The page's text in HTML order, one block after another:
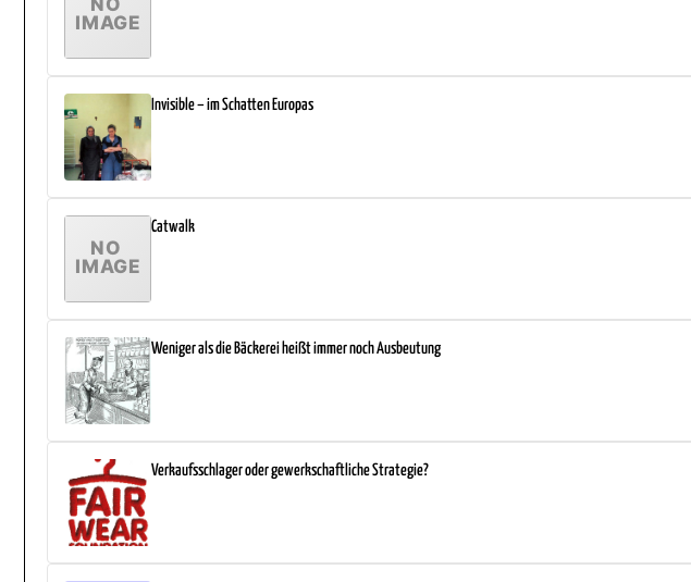
Invisible – im Schatten Europas
Catwalk
Weniger als die Bäckerei heißt immer noch Ausbeutung
Verkaufsschlager oder gewerkschaftliche Strategie?